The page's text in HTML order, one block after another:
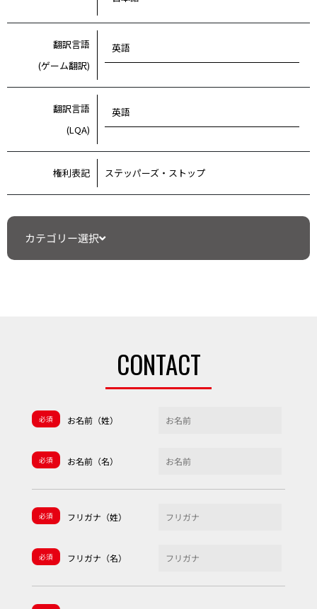
カテゴリー選択
翻訳言語
(ゲーム翻訳)
英語
翻訳言語
(LQA)
英語
権利表記 ステッパーズ・ストップ
CONTACT
必須 お名前（姓）
必須 お名前（名）
必須 フリガナ（姓）
必須 フリガナ（名）